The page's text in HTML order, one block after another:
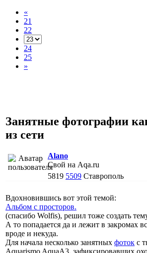
«
21
22
24
25
»
Занятные фотографии
из сети
Alano
Свой на Aqa.ru
5819 5509 Ставрополь
Вдохновившись вот этой темой:
Альбом с просторов.
(спасибо Wolfis), решил тоже создать
А то попадается да и лежит в закромах
вроде и некуда.
Для начала несколько занятных фоток с
Aquarismo AquaA3, зафиксировавших